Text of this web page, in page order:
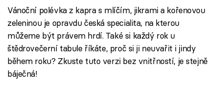
Vánoční polévka z kapra s mlíčím, jikrami a kořenovou
zeleninou je opravdu česká specialita, na kterou
můžeme být právem hrdí. Také si každý rok u
štědrovečerní tabule říkáte, proč si ji neuvařit i jindy
během roku? Zkuste tuto verzi bez vnitřností, je stejně
báječná!